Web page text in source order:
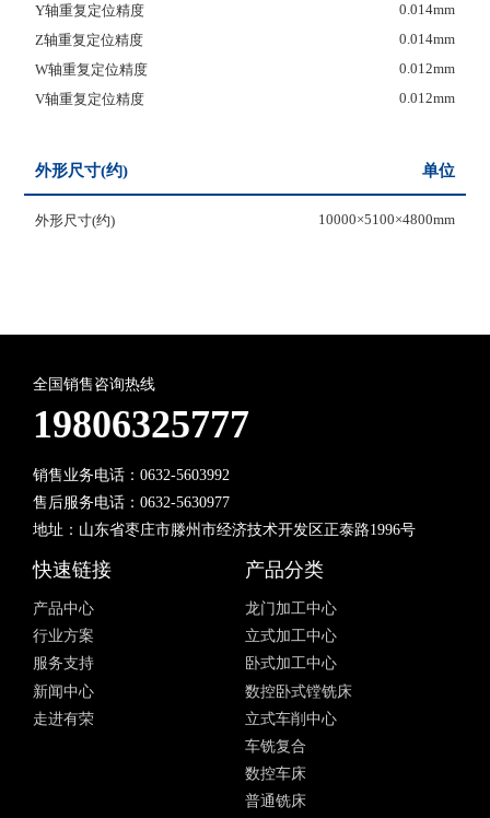
Y轴重复定位精度
0.014mm
Z轴重复定位精度
0.014mm
W轴重复定位精度
0.012mm
V轴重复定位精度
0.012mm
外形尺寸(约) 单位
外形尺寸(约) 10000×5100×4800mm
全国销售咨询热线
19806325777
销售业务电话：0632-5603992
售后服务电话：0632-5630977
地址：山东省枣庄市滕州市经济技术开发区正泰路1996号
快速链接
产品中心
行业方案
服务支持
新闻中心
走进有荣
产品分类
龙门加工中心
立式加工中心
卧式加工中心
数控卧式镗铣床
立式车削中心
车铣复合
数控车床
普通铣床